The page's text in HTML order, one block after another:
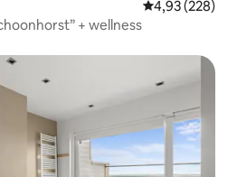
Prosječna
4,93 (228)
+ wellness